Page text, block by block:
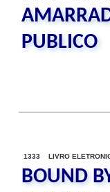
PUBLICO
1333 LIVRO
BOUND